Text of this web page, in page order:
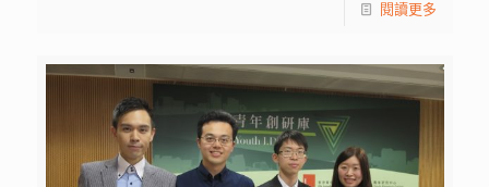
閱讀更多